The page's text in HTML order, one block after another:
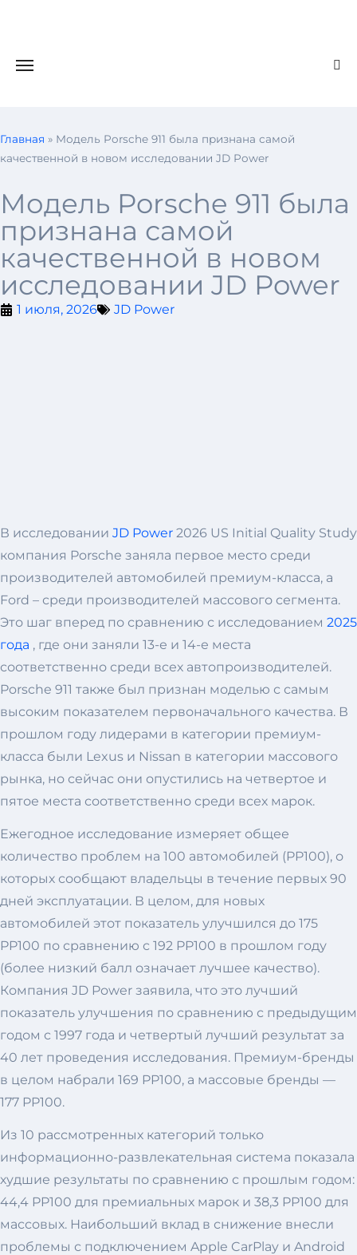
Главная » Модель Porsche 911 была признана самой
качественной в новом исследовании JD Power
Модель Porsche 911 была
признана самой
качественной в новом
исследовании JD Power
1 июля, 2026 JD Power
В исследовании JD Power 2026 US Initial Quality Study
компания Porsche заняла первое место среди
производителей автомобилей премиум-класса, а
Ford – среди производителей массового сегмента.
Это шаг вперед по сравнению с исследованием 2025
года , где они заняли 13-е и 14-е места
соответственно среди всех автопроизводителей.
Porsche 911 также был признан моделью с самым
высоким показателем первоначального качества. В
прошлом году лидерами в категории премиум-
класса были Lexus и Nissan в категории массового
рынка, но сейчас они опустились на четвертое и
пятое места соответственно среди всех марок.
Ежегодное исследование измеряет общее
количество проблем на 100 автомобилей (PP100), о
которых сообщают владельцы в течение первых 90
дней эксплуатации. В целом, для новых
автомобилей этот показатель улучшился до 175
PP100 по сравнению с 192 PP100 в прошлом году
(более низкий балл означает лучшее качество).
Компания JD Power заявила, что это лучший
показатель улучшения по сравнению с предыдущим
годом с 1997 года и четвертый лучший результат за
40 лет проведения исследования. Премиум-бренды
в целом набрали 169 PP100, а массовые бренды —
177 PP100.
Из 10 рассмотренных категорий только
информационно-развлекательная система показала
худшие результаты по сравнению с прошлым годом:
44,4 PP100 для премиальных марок и 38,3 PP100 для
массовых. Наибольший вклад в снижение внесли
проблемы с подключением Apple CarPlay и Android